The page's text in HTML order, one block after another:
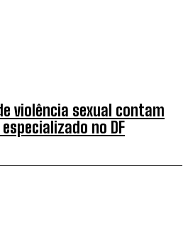
violência sexual contam
no DF